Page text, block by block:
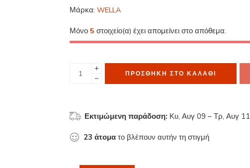
Μάρκα: WELLA
Μόνο 5 στοιχείο(α) έχει απομείνει στο απόθεμα.
ΠΡΟΣΘΉΚΗ ΣΤΟ ΚΑΛΆΘΙ
Εκτιμώμενη παράδοση: Κυ, Αυγ 09 – Τρ, Αυγ 11
23 άτομα το βλέπουν αυτήν τη στιγμή